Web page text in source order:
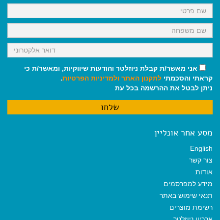
k
p
m
אני מאשר/ת קבלת ניוזלטר והודעות שיווקיות, ומאשר/ת כי
קראתי והסכמתי לתקנון האתר ולמדיניות הפרטיות.
ניתן לבטל את ההרשמה בכל עת
מסע אחר אונליין
English
צור קשר
אודות
מידע למפרסמים
תנאי שימוש באתר
רשימת מוצרים